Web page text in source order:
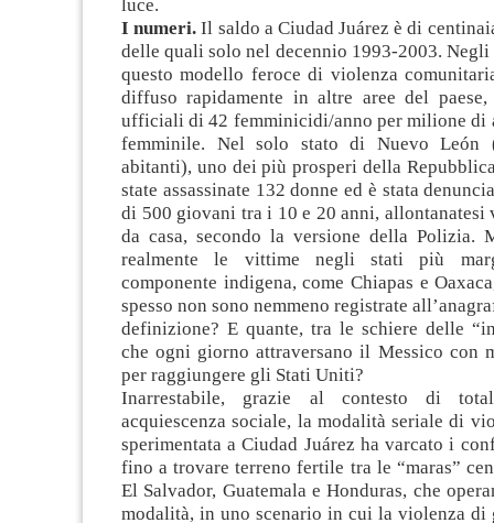
luce.
I numeri. Il saldo a Ciudad Juárez è di
delle quali solo nel decennio 1993-2003. Negli
questo modello feroce di violenza
diffuso rapidamente in altre aree del
ufficiali di 42 femminicidi/anno per milione di
femminile. Nel solo stato di Nuevo
abitanti), uno dei più prosperi della
state assassinate 132 donne ed è stata
di 500 giovani tra i 10 e 20 anni, allontanatesi
da casa, secondo la versione della Polizia.
realmente le vittime negli stati più
componente indigena, come Chiapas e
spesso non sono nemmeno registrate
definizione? E quante, tra le schiere delle
che ogni giorno attraversano il Messico con
per raggiungere gli Stati Uniti?
Inarrestabile, grazie al contesto di
acquiescenza sociale, la modalità seriale di
sperimentata a Ciudad Juárez ha varcato i
fino a trovare terreno fertile tra le “maras”
El Salvador, Guatemala e Honduras, che
modalità, in uno scenario in cui la violenza di